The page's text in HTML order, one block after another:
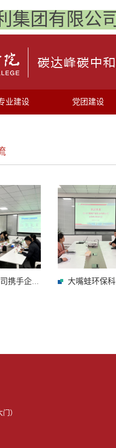
集团有限公
业建设 党团建设
双碳公司携手企业...
）